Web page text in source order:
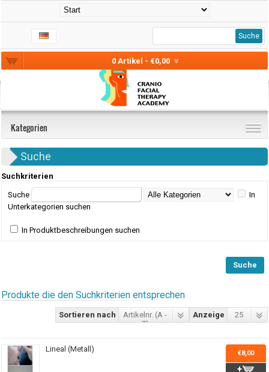
0 Artikel - €0,00
Suche
Kategorien
Suche
Suchkriterien
Suche
In
Unterkategorien suchen
In Produktbeschreibungen suchen
Produkte die den Suchkriterien entsprechen
Anzeige 25
Sortieren nach
Artikelnr. (A -
Z)
Lineal (Metall) €8,00